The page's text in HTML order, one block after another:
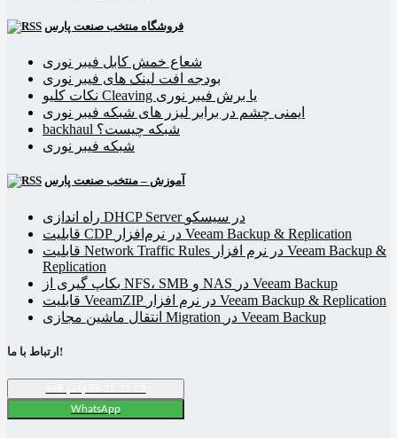
فروشگاه منتخب صنعت پارس
شعاع خمش کابل فیبر نوری
بودجه افت لینک های فیبر نوری
نکات کلیو Cleaving یا برش فیبر نوری
ایمنی چشم در برابر لیزر های شبکه فیبر نوری
backhaul شبکه چیست؟
شبکه فیبر نوری
آموزش – منتخب صنعت پارس
راه اندازی DHCP Server در سیسکو
قابلیت CDP در نرم‌افزار Veeam Backup & Replication
قابلیت Network Traffic Rules در نرم افزار Veeam Backup &
Replication
بکاپ گیری از NFS، SMB و NAS در Veeam Backup
قابلیت VeeamZIP در نرم افزار Veeam Backup & Replication
انتقال ماشین مجازی Migration در Veeam Backup
ارتباط با ما!
WhatsApp